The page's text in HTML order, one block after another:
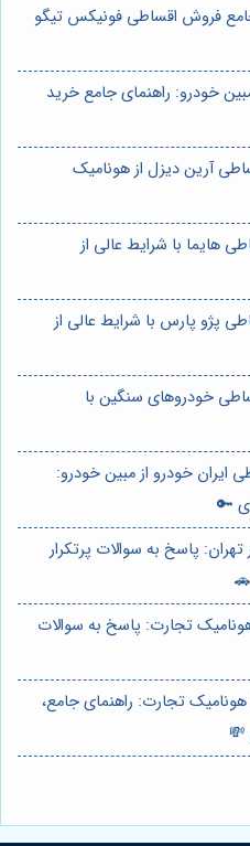
فروش اقساطی فونیکس تیگو
خودرو: راهنمای جامع خرید
آرین دیزل از هونامیک
هایما با شرایط عالی از
پژو پارس با شرایط عالی از
خودروهای سنگین با
ایران خودرو از مبین خودرو:
🔑
پاسخ به سوالات پرتکرار
تجارت: پاسخ به سوالات
تجارت: راهنمای جامع،
💸